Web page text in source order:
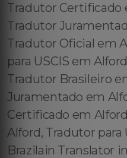
Tradutor Certificado
Tradutor
Tradutor Oficial em
para USCIS em
Tradutor Brasileiro
Juramentado em
Certificado em
Alford, Tradutor para
Brazilain Translator